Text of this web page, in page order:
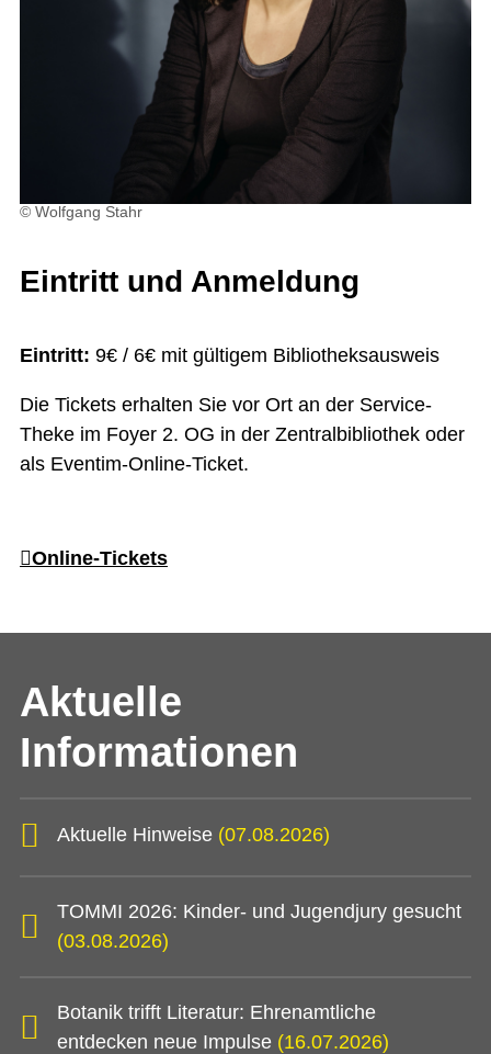
© Wolfgang Stahr
Eintritt und Anmeldung
Eintritt: 9€ / 6€ mit gültigem Bibliotheksausweis
Die Tickets erhalten Sie vor Ort an der Service-
Theke im Foyer 2. OG in der Zentralbibliothek oder
als Eventim-Online-Ticket.
Online-Tickets
Aktuelle
Informationen
Aktuelle Hinweise (07.08.2026)
TOMMI 2026: Kinder- und Jugendjury gesucht
(03.08.2026)
Botanik trifft Literatur: Ehrenamtliche
entdecken neue Impulse (16.07.2026)